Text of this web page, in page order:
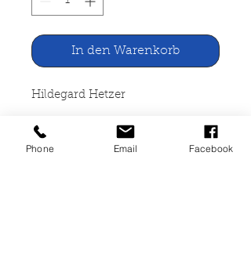
In den Warenkorb
Hildegard Hetzer
Kind und Jugendlicher in der
Entwicklung
Phone Email Facebook